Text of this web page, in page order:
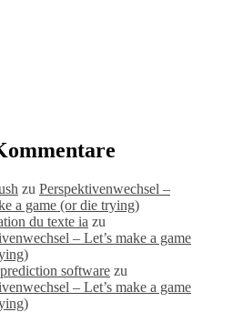
zu Perspektivenwechsel –
a game (or die trying)
du texte ia zu
– Let’s make a game
software zu
– Let’s make a game